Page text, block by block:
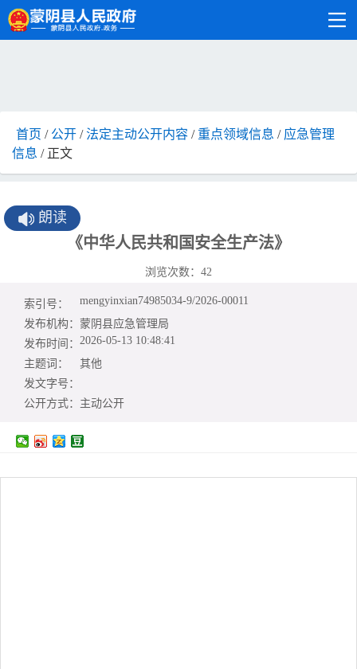
首页 / 公开 /法定主动公开内容 / 重点领域信息 / 应急管理
信息 / 正文
朗读
《中华人民共和国安全生产法》
浏览次数： 42
索引号：
mengyinxian74985034-9/2026-00011
发布机构： 蒙阴县应急管理局
发布时间： 2026-05-13 10:48:41
主题词：
其他
发文字号：
公开方式： 主动公开